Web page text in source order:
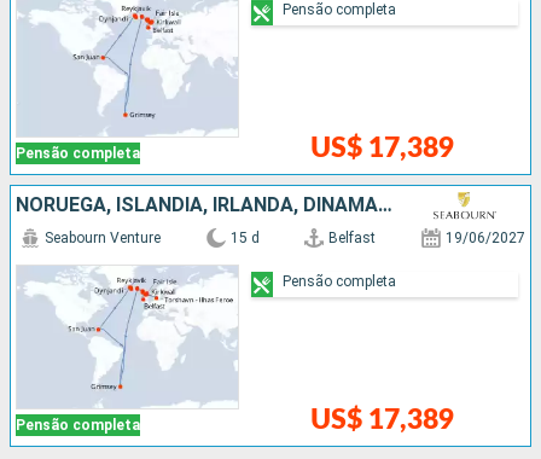
Pensão completa US$ 17,389
Pensão completa
NORUEGA, ISLÂNDIA, IRLANDA, DINAMARCA, PORTO RICO, FEROE (ILHAS)
Pensão completa
Seabourn Venture 15 d Belfast 19/06/2027
US$ 17,389
Pensão completa